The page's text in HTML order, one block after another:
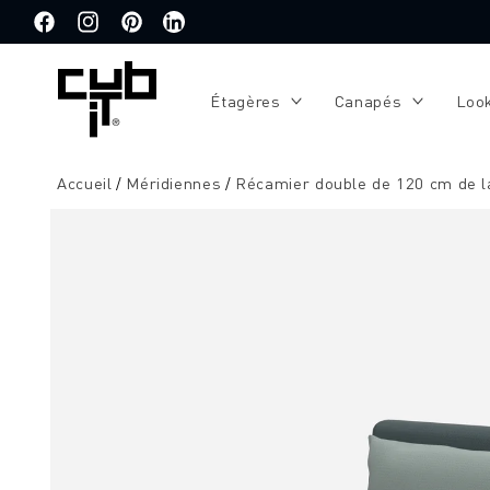
directement
au contenu
FacebookInstagramPinterestTraduction
de.general.social.links.linkedin
Étagères Canapés
Accueil Méridiennes Récamier double de 120 cm de